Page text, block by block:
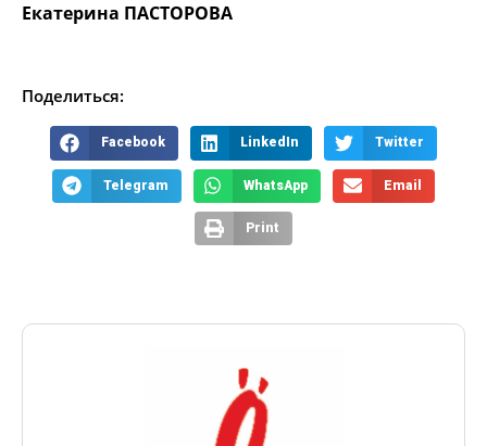
Екатерина ПАСТОРОВА
Поделиться:
Facebook LinkedIn Twitter
Telegram WhatsApp Email
Print